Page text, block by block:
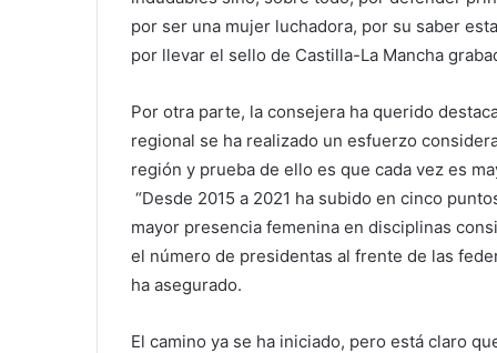
por ser una mujer luchadora, por su saber
por llevar el sello de Castilla-La Mancha
Por otra parte, la consejera ha querido
regional se ha realizado un esfuerzo
región y prueba de ello es que cada vez es
“Desde 2015 a 2021 ha subido en cinco
mayor presencia femenina en disciplinas
el número de presidentas al frente de las
ha asegurado.
El camino ya se ha iniciado, pero está claro